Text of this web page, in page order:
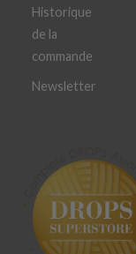
Historique
de la
commande
Newsletter